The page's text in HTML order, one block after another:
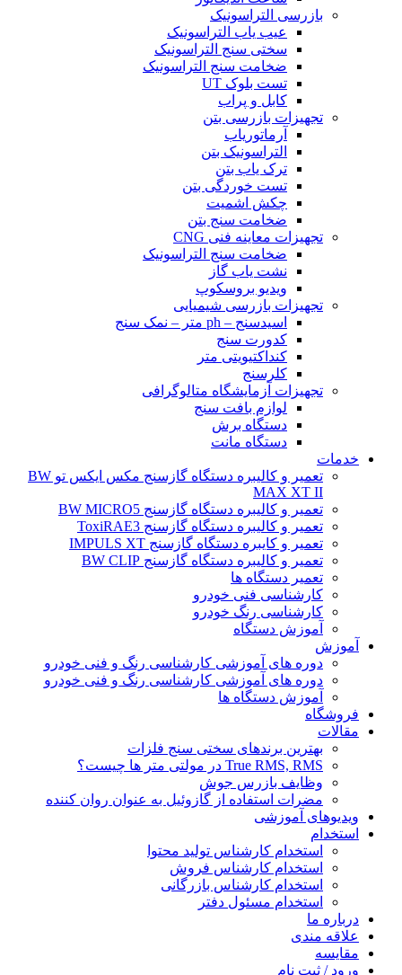
بازرسی التراسونیک
عیب یاب التراسونیک
سختی سنج التراسونیک
ضخامت سنج التراسونیک
تست بلوک UT
کابل و پراب
تجهیزات بازرسی بتن
آرماتوریاب
التراسونیک بتن
ترک یاب بتن
تست خوردگی بتن
چکش اشمیت
ضخامت سنج بتن
تجهیزات معاینه فنی CNG
ضخامت سنج التراسونیک
نشت یاب گاز
ویدیو بروسکوپ
تجهیزات بازرسی شیمیایی
اسیدسنج – ph متر – نمک سنج
کدورت سنج
کنداکتیویتی متر
کلرسنج
تجهیزات آزمایشگاه متالوگرافی
لوازم بافت سنج
دستگاه برش
دستگاه مانت
خدمات
تعمیر و کالیبره دستگاه گازسنج مکس ایکس تو BW
MAX XT II
تعمیر و کالیبره دستگاه گازسنج BW MICRO5
تعمیر و کالیبره دستگاه گازسنج ToxiRAE3
تعمیر و کایبره دستگاه گازسنج IMPULS XT
تعمیر و کالیبره دستگاه گازسنج BW CLIP
تعمیر دستگاه ها
کارشناسی فنی خودرو
کارشناسی رنگ خودرو
آموزش دستگاه
آموزش
دوره های آموزشی کارشناسی رنگ و فنی خودرو
دوره های آموزشی کارشناسی رنگ و فنی خودرو
آموزش دستگاه ها
فروشگاه
مقالات
بهترین برندهای سختی سنج فلزات
True RMS, RMS در مولتی متر ها چیست؟
وظایف بازرس جوش
مضرات استفاده از گازوئیل به عنوان روان کننده
ویدیوهای آموزشی
استخدام
استخدام کارشناس تولید محتوا
استخدام کارشناس فروش
استخدام کارشناس بازرگانی
استخدام مسئول دفتر
درباره ما
علاقه مندی
مقایسه
ورود / ثبت نام